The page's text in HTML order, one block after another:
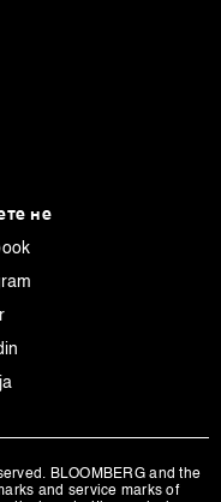
не
BLOOMBERG and the
and service marks of